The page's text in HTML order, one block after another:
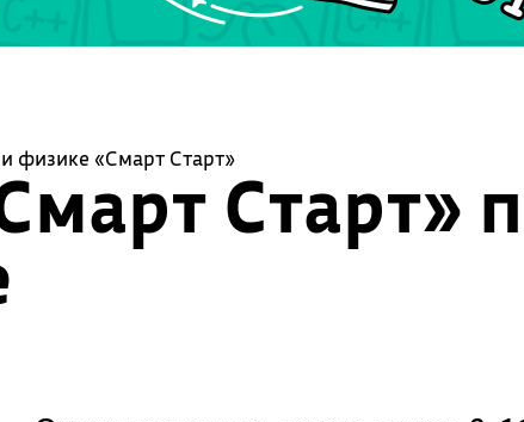
физике «Смарт Старт»
Старт»